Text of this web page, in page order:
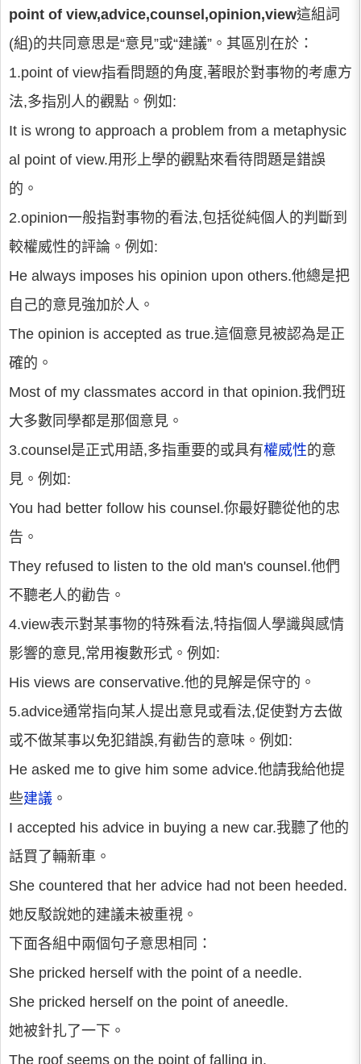
point of view,advice,counsel,opinion,view這組詞
(組)的共同意思是“意見”或“建議”。其區別在於：
1.point of view指看問題的角度,著眼於對事物的考慮方
法,多指別人的觀點。例如:
It is wrong to approach a problem from a metaphysic
al point of view.用形上學的觀點來看待問題是錯誤
的。
2.opinion一般指對事物的看法,包括從純個人的判斷到
較權威性的評論。例如:
He always imposes his opinion upon others.他總是把
自己的意見強加於人。
The opinion is accepted as true.這個意見被認為是正
確的。
Most of my classmates accord in that opinion.我們班
大多數同學都是那個意見。
3.counsel是正式用語,多指重要的或具有權威性的意
見。例如:
You had better follow his counsel.你最好聽從他的忠
告。
They refused to listen to the old man's counsel.他們
不聽老人的勸告。
4.view表示對某事物的特殊看法,特指個人學識與感情
影響的意見,常用複數形式。例如:
His views are conservative.他的見解是保守的。
5.advice通常指向某人提出意見或看法,促使對方去做
或不做某事以免犯錯誤,有勸告的意味。例如:
He asked me to give him some advice.他請我給他提
些建議 。
I accepted his advice in buying a new car.我聽了他的
話買了輛新車。
She countered that her advice had not been heeded.
她反駁說她的建議未被重視。
下面各組中兩個句子意思相同：
She pricked herself with the point of a needle.
She pricked herself on the point of aneedle.
她被針扎了一下。
The roof seems on the point of falling in.